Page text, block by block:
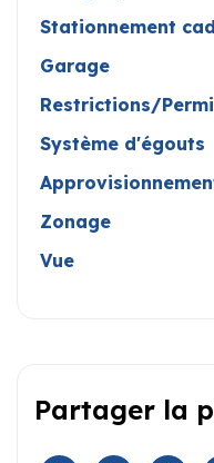
Stationnement
Garage
Restrictions/
Système d'égouts
Zonage
Vue
Partager la